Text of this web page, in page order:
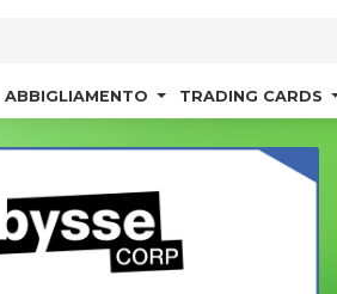
ABBIGLIAMENTO TRADING CARDS